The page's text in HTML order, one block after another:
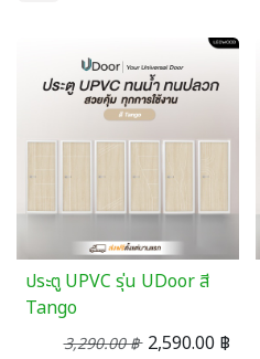
ประตู UPVC รุ่น UDoor สี
Tango
3,290.00฿ 2,590.00 ฿